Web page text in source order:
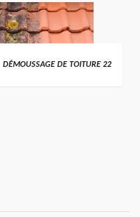
DÉMOUSSAGE DE TOITURE 22